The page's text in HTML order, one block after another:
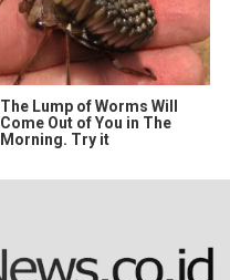
The Lump of Worms Will
Come Out of You in The
Morning. Try it